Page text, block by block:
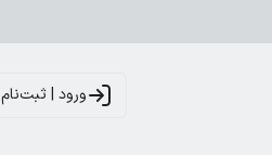
ورود | ثبت‌نام